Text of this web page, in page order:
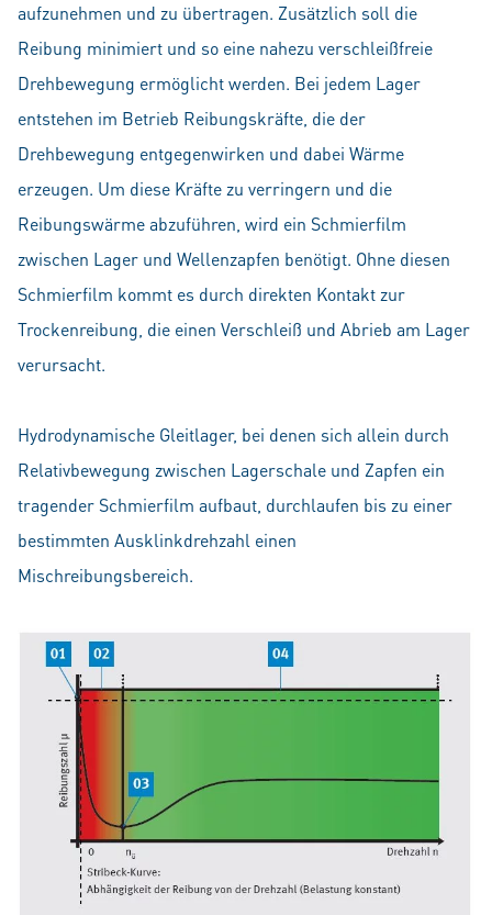
aufzunehmen und zu übertragen. Zusätzlich soll die
Reibung minimiert und so eine nahezu verschleißfreie
Drehbewegung ermöglicht werden. Bei jedem Lager
entstehen im Betrieb Reibungskräfte, die der
Drehbewegung entgegenwirken und dabei Wärme
erzeugen. Um diese Kräfte zu verringern und die
Reibungswärme abzuführen, wird ein Schmierfilm
zwischen Lager und Wellenzapfen benötigt. Ohne diesen
Schmierfilm kommt es durch direkten Kontakt zur
Trockenreibung, die einen Verschleiß und Abrieb am Lager
verursacht.
Hydrodynamische Gleitlager, bei denen sich allein durch
Relativbewegung zwischen Lagerschale und Zapfen ein
tragender Schmierfilm aufbaut, durchlaufen bis zu einer
bestimmten Ausklinkdrehzahl einen
Mischreibungsbereich.